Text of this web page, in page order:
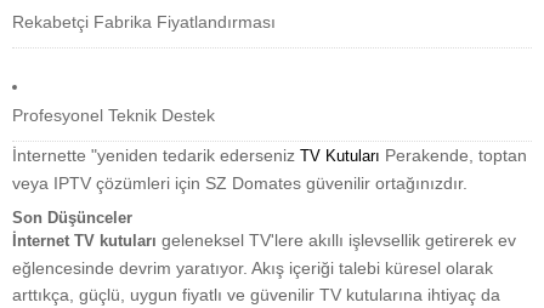
Rekabetçi Fabrika Fiyatlandırması
Profesyonel Teknik Destek
İnternette "yeniden tedarik ederseniz TV Kutuları Perakende, toptan
veya IPTV çözümleri için SZ Domates güvenilir ortağınızdır.
Son Düşünceler
İnternet TV kutuları geleneksel TV'lere akıllı işlevsellik getirerek ev
eğlencesinde devrim yaratıyor. Akış içeriği talebi küresel olarak
arttıkça, güçlü, uygun fiyatlı ve güvenilir TV kutularına ihtiyaç da